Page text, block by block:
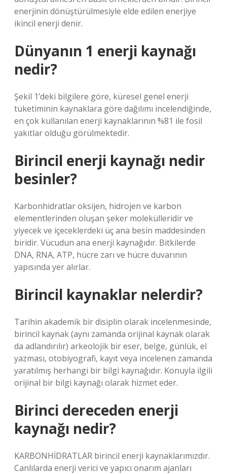
enerjinin dönüştürülmesiyle elde edilen enerjiye
ikincil enerji denir.
Dünyanın 1 enerji kaynağı
nedir?
Şekil 1’deki bilgilere göre, küresel genel enerji
tüketiminin kaynaklara göre dağılımı incelendiğinde,
en çok kullanılan enerji kaynaklarının %81 ile fosil
yakıtlar olduğu görülmektedir.
Birincil enerji kaynağı nedir
besinler?
Karbonhidratlar oksijen, hidrojen ve karbon
elementlerinden oluşan şeker molekülleridir ve
yiyecek ve içeceklerdeki üç ana besin maddesinden
biridir. Vücudun ana enerji kaynağıdır. Bitkilerde
DNA, RNA, ATP, hücre zarı ve hücre duvarının
yapısında yer alırlar.
Birincil kaynaklar nelerdir?
Tarihin akademik bir disiplin olarak incelenmesinde,
birincil kaynak (aynı zamanda orijinal kaynak olarak
da adlandırılır) arkeolojik bir eser, belge, günlük, el
yazması, otobiyografi, kayıt veya incelenen zamanda
yaratılmış herhangi bir bilgi kaynağıdır. Konuyla ilgili
orijinal bir bilgi kaynağı olarak hizmet eder.
Birinci dereceden enerji
kaynağı nedir?
KARBONHİDRATLAR birincil enerji kaynaklarımızdır.
Canlılarda enerji verici ve yapıcı onarım ajanları